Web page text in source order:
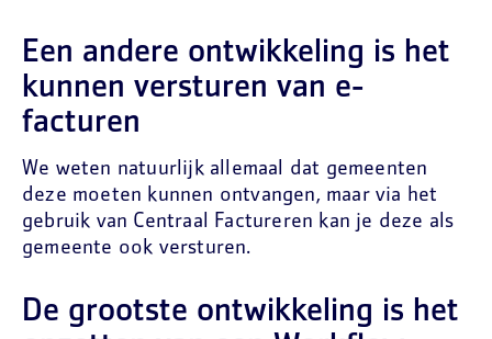
Een andere ontwikkeling is het
kunnen versturen van e-
facturen
We weten natuurlijk allemaal dat gemeenten
deze moeten kunnen ontvangen, maar via het
gebruik van Centraal Factureren kan je deze als
gemeente ook versturen.
De grootste ontwikkeling is het